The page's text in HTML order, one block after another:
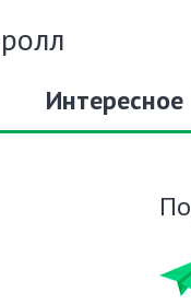
Интересное